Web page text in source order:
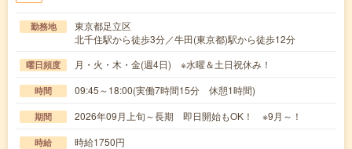
勤務地
東京都足立区
北千住駅から徒歩3分／牛田(東京都)駅から徒歩12分
曜日頻度 月・火・木・金(週4日) ※水曜＆土日祝休み！
時間 09:45～18:00(実働7時間15分 休憩1時間)
期間 2026年09月上旬～長期 即日開始もOK！ ※9月～！
時給 時給1750円